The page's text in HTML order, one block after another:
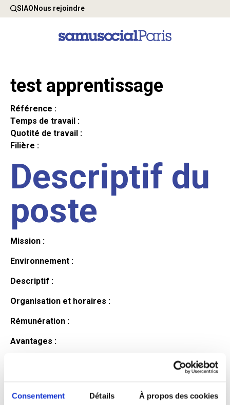
Consentement Détails À propos des cookies
SIAONous rejoindre
test apprentissage
Référence :
Temps de travail :
Quotité de travail :
Filière :
Descriptif du
poste
Mission :
Environnement :
Descriptif :
Organisation et horaires :
Rémunération :
Avantages :